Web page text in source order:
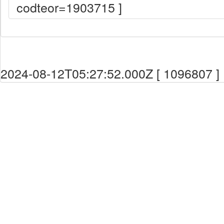
codteor=1903715 ]
2024-08-12T05:27:52.000Z [ 1096807 ]